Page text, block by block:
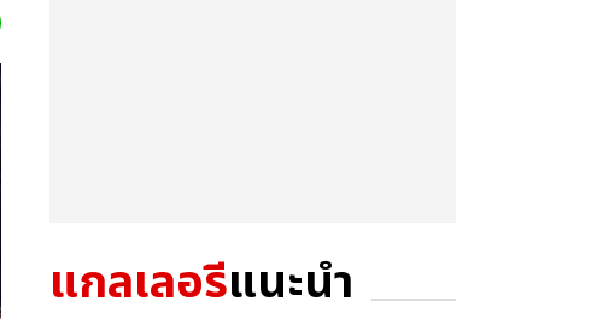
แกลเลอรีแนะนำ